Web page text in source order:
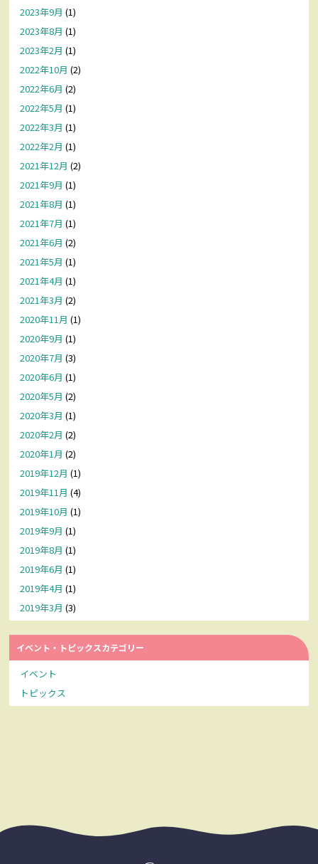
2023年9月 (1)
2023年8月 (1)
2023年2月 (1)
2022年10月 (2)
2022年6月 (2)
2022年5月 (1)
2022年3月 (1)
2022年2月 (1)
2021年12月 (2)
2021年9月 (1)
2021年8月 (1)
2021年7月 (1)
2021年6月 (2)
2021年5月 (1)
2021年4月 (1)
2021年3月 (2)
2020年11月 (1)
2020年9月 (1)
2020年7月 (3)
2020年6月 (1)
2020年5月 (2)
2020年3月 (1)
2020年2月 (2)
2020年1月 (2)
2019年12月 (1)
2019年11月 (4)
2019年10月 (1)
2019年9月 (1)
2019年8月 (1)
2019年6月 (1)
2019年4月 (1)
2019年3月 (3)
イベント・トピックスカテゴリー
イベント
トピックス